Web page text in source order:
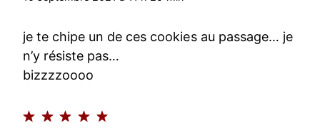
je te chipe un de ces cookies au passage… je
n’y résiste pas…
bizzzzoooo